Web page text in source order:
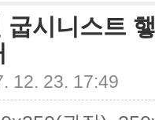
굽시니스트
12. 23. 17:49